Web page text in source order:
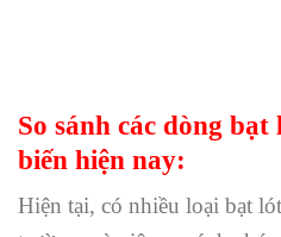
So sánh các dòng
biến hiện nay:
Hiện tại, có nhiều loại bạt